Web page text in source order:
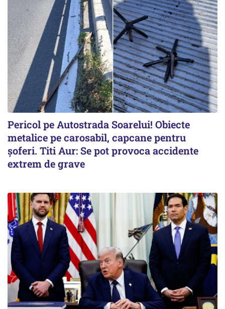
Pericol pe Autostrada Soarelui! Obiecte
metalice pe carosabil, capcane pentru
șoferi. Titi Aur: Se pot provoca accidente
extrem de grave